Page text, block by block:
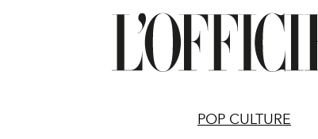
POP CULTURE